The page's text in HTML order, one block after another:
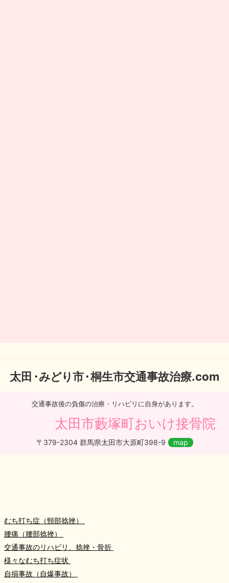
太田・みどり市・桐生市交通事故治療.com
交通事故後の負傷の治療・リハビリに自身があります。
太田市藪塚町おいけ接骨院
〒379-2304 群馬県太田市大原町398-9 map
むち打ち症（頸部捻挫）
腰痛（腰部捻挫）
交通事故のリハビリ、捻挫・骨折
様々なむち打ち症状
自損事故（自爆事故）